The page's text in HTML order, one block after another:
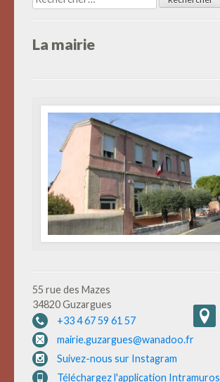
La mairie
55 rue des Mazes
34820 Guzargues
+33 4 67 59 61 57
mairie.guzargues@wanadoo.fr
Suivez-nous sur Instagram
Téléchargez l'application Intramuros